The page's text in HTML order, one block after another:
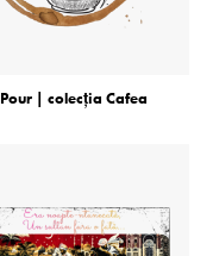
Pour | colecţia Cafea